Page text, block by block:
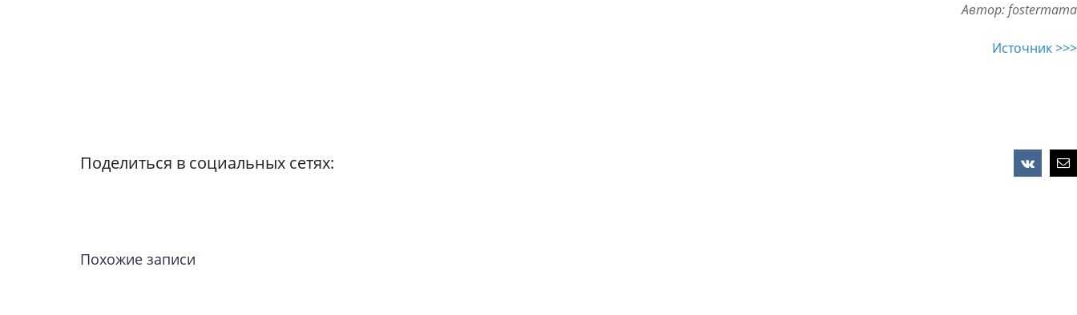
Автор: fostermama
Источник >>>
Поделиться в социальных сетях: Vk
Похожие записи